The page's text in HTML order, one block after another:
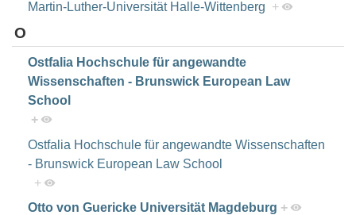
Martin-Luther-Universität Halle-Wittenberg +
O
Ostfalia Hochschule für angewandte
Wissenschaften - Brunswick European Law
School
+
Ostfalia Hochschule für angewandte Wissenschaften
- Brunswick European Law School
+
Otto von Guericke Universität Magdeburg +